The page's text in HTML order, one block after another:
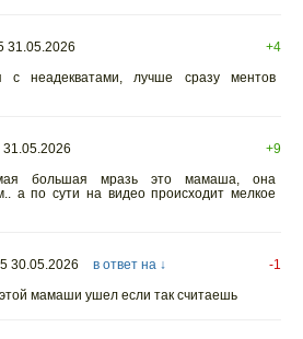
31.05.2026
+4
с неадекватами, лучше сразу ментов
31.05.2026
+9
большая мразь это мамаша, она
а по сути на видео происходит мелкое
30.05.2026 в ответ на ↓
-1
мамаши ушел если так считаешь